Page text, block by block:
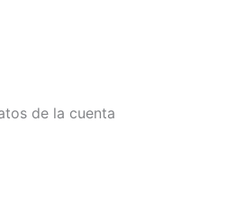
de la cuenta